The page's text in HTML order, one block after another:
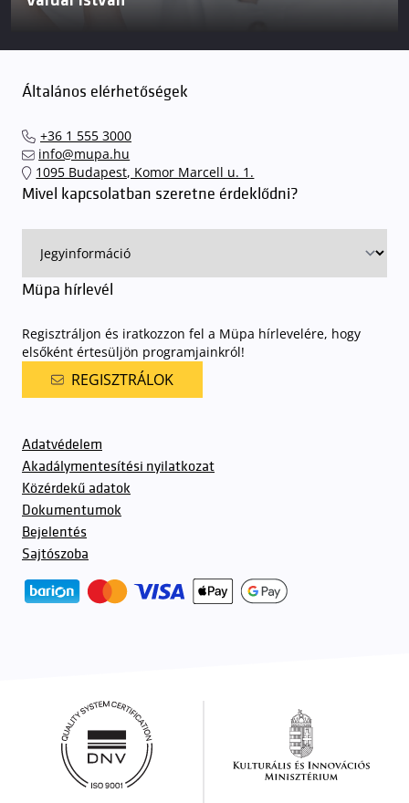
Általános elérhetőségek
+36 1 555 3000
info@mupa.hu
1095 Budapest, Komor Marcell u. 1.
Mivel kapcsolatban szeretne érdeklődni?
Müpa hírlevél
Regisztráljon és iratkozzon fel a Müpa hírlevelére, hogy
elsőként értesüljön programjainkról!
REGISZTRÁLOK
Adatvédelem
Akadálymentesítési nyilatkozat
Közérdekű adatok
Dokumentumok
Bejelentés
Sajtószoba